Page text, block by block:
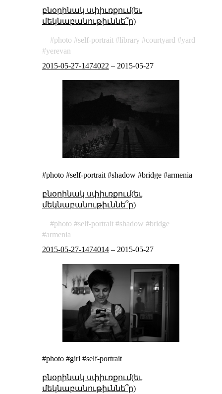
բնօրինակ սփիւռքում(եւ
մեկնաբանութիւննե՞ր)
photo self-portrait library courtyard
yard
yerevan
2015-05-27-1474022 – 2015-05-27
#photo #self-portrait #shadow #bridge #armenia
բնօրինակ սփիւռքում(եւ
մեկնաբանութիւննե՞ր)
photo self-portrait shadow
bridge
armenia
2015-05-27-1474014– 2015-05-27
#photo #girl #self-portrait
բնօրինակ սփիւռքում(եւ
մեկնաբանութիւննե՞ր)